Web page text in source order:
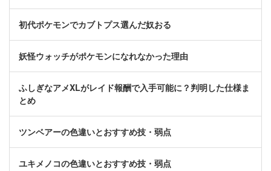
初代ポケモンでカブトプス選んだ奴おる
妖怪ウォッチがポケモンになれなかった理由
ふしぎなアメXLがレイド報酬で入手可能に？判明した仕様ま
とめ
ツンベアーの色違いとおすすめ技・弱点
ユキメノコの色違いとおすすめ技・弱点